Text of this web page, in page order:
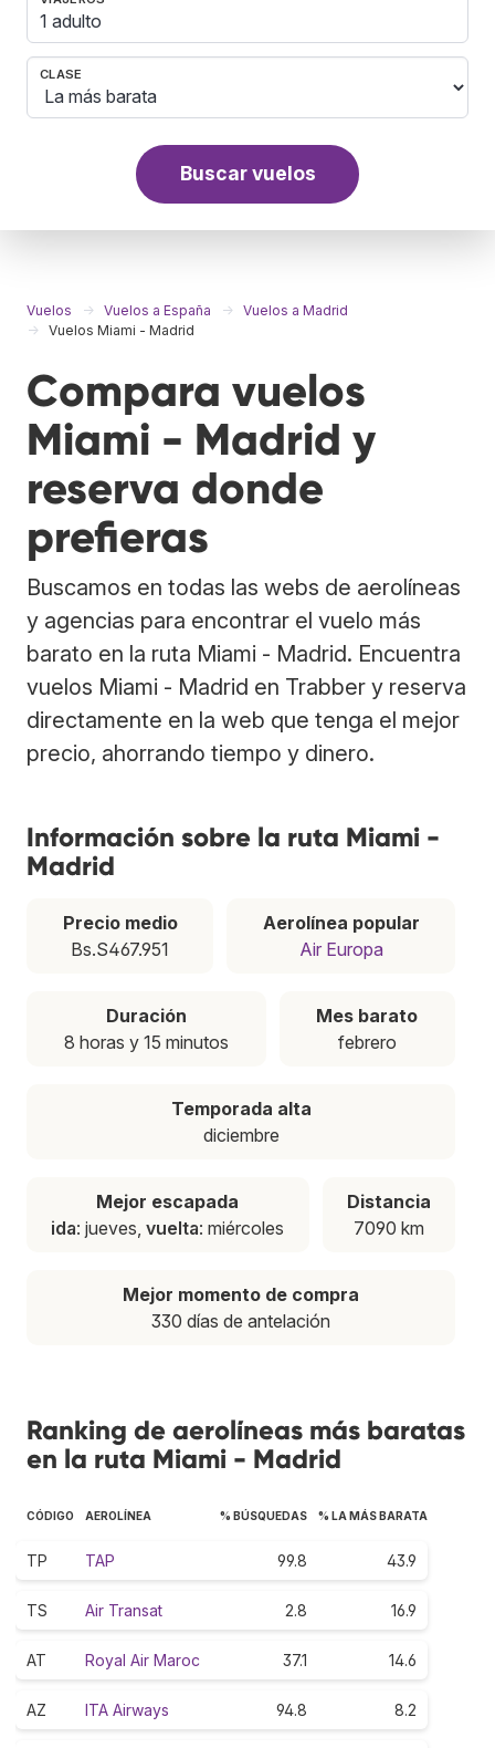
1 adulto
CLASE
Buscar vuelos
Vuelos Vuelos a España
Vuelos a Madrid
Vuelos Miami - Madrid
Compara vuelos
Miami - Madrid y
reserva donde
prefieras
Buscamos en todas las webs de aerolíneas
y agencias para encontrar el vuelo más
barato en la ruta Miami - Madrid. Encuentra
vuelos Miami - Madrid en Trabber y reserva
directamente en la web que tenga el mejor
precio, ahorrando tiempo y dinero.
Información sobre la ruta Miami -
Madrid
Precio medio
Bs.S467.951
Aerolínea popular
Air Europa
Duración
8 horas y 15 minutos
Mes barato
febrero
Temporada alta
diciembre
Mejor escapada
ida: jueves,vuelta: miércoles
Distancia
7090 km
Mejor momento de compra
330 días de antelación
Ranking de aerolíneas más baratas
en la ruta Miami - Madrid
CÓDIGO AEROLÍNEA % BÚSQUEDAS % LA MÁS BARATA
TP TAP 99.8 43.9
TS Air Transat 2.8 16.9
AT Royal Air Maroc 37.1 14.6
AZ ITA Airways 94.8 8.2